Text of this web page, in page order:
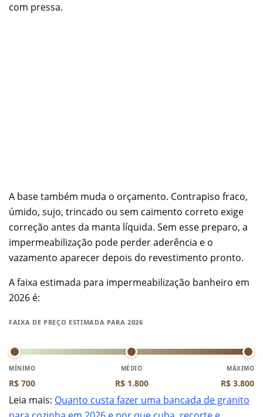
com pressa.
A base também muda o orçamento. Contrapiso fraco,
úmido, sujo, trincado ou sem caimento correto exige
correção antes da manta líquida. Sem esse preparo, a
impermeabilização pode perder aderência e o
vazamento aparecer depois do revestimento pronto.
A faixa estimada para impermeabilização banheiro em
2026 é:
FAIXA DE PREÇO ESTIMADA PARA 2026
MÍNIMO
R$ 700
MÉDIO
R$ 1.800
MÁXIMO
R$ 3.800
Leia mais: Quanto custa fazer uma bancada de granito